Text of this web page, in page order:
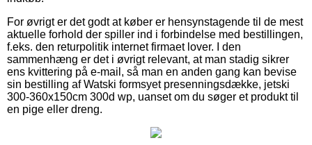
For øvrigt er det godt at køber er hensynstagende til de mest
aktuelle forhold der spiller ind i forbindelse med bestillingen,
f.eks. den returpolitik internet firmaet lover. I den
sammenhæng er det i øvrigt relevant, at man stadig sikrer
ens kvittering på e-mail, så man en anden gang kan bevise
sin bestilling af Watski formsyet presenningsdække, jetski
300-360x150cm 300d wp, uanset om du søger et produkt til
en pige eller dreng.